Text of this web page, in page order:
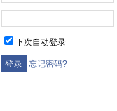
下次自动登录
忘记密码?